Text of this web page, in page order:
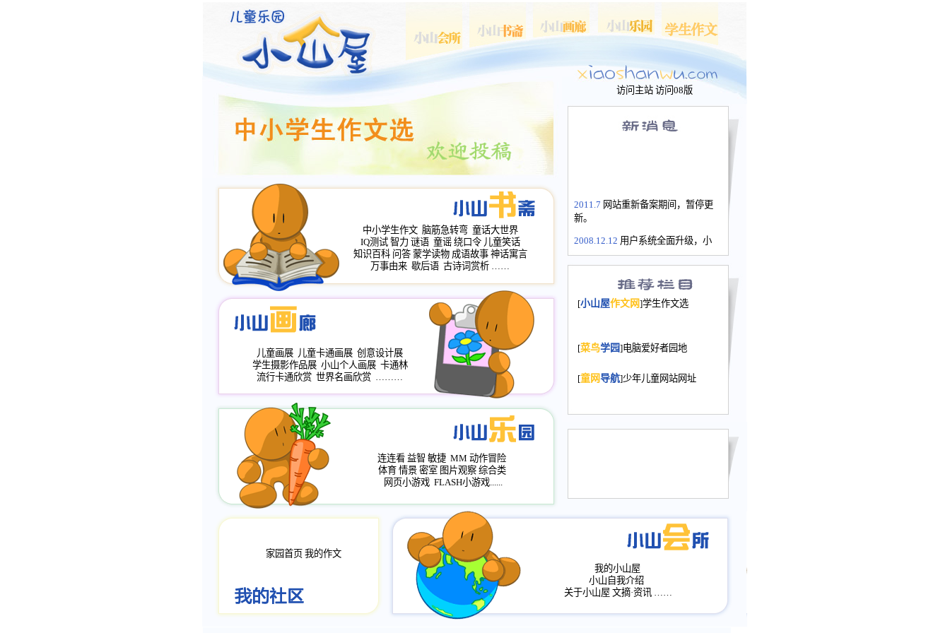
访问主站 访问08版
2011.7 网站重新备案期间，暂停更
新。
2008.12.12 用户系统全面升级，小
长会、家园网－个人空间，用户一
次注册全部通行。
2008.12.12家园网正式运行，域
年，2009版提前启用，小山屋全面
小山画廊均增加多个新栏目。。
评分、顶功能，作文宝典改版。
[小山屋作文网]学生作文选
[菜鸟学园]电脑爱好者园地
[童网导航]少年儿童网站网址
中小学生作文 脑筋急转弯 童话大世界
IQ测试 智力 谜语 童谣 绕口令 儿童笑话
知识百科 问答 蒙学读物 成语故事 神话寓言
万事由来 歇后语 古诗词赏析 ……
儿童画展 儿童卡通画展 创意设计展
学生摄影作品展 小山个人画展 卡通林
流行卡通欣赏 世界名画欣赏 ………
连连看 益智 敏捷 MM 动作冒险
体育 情景 密室 图片观察 综合类
网页小游戏 FLASH小游戏......
家园首页 我的作文
我的小山屋
小山自我介绍
关于小山屋 文摘·资讯 ……